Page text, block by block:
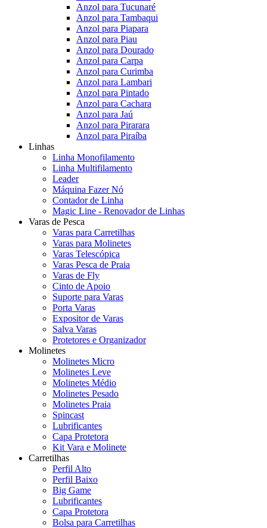
Anzol para Tucunaré
Anzol para Tambaqui
Anzol para Piapara
Anzol para Piau
Anzol para Dourado
Anzol para Carpa
Anzol para Curimba
Anzol para Lambari
Anzol para Pintado
Anzol para Cachara
Anzol para Jaú
Anzol para Pirarara
Anzol para Piraíba
Linhas
Linha Monofilamento
Linha Multifilamento
Leader
Máquina Fazer Nó
Contador de Linha
Magic Line - Renovador de Linhas
Varas de Pesca
Varas para Carretilhas
Varas para Molinetes
Varas Telescópica
Varas Pesca de Praia
Varas de Fly
Cinto de Apoio
Suporte para Varas
Porta Varas
Expositor de Varas
Salva Varas
Protetores e Organizador
Molinetes
Molinetes Micro
Molinetes Leve
Molinetes Médio
Molinetes Pesado
Molinetes Praia
Spincast
Lubrificantes
Capa Protetora
Kit Vara e Molinete
Carretilhas
Perfil Alto
Perfil Baixo
Big Game
Lubrificantes
Capa Protetora
Bolsa para Carretilhas